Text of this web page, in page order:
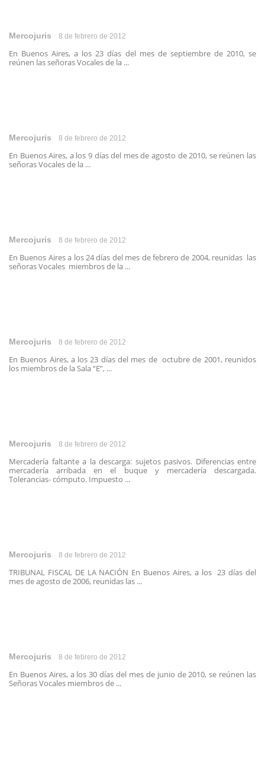
Mercojuris 8 de febrero de 2012
En Buenos Aires, a los 23 días del mes de septiembre de 2010, se
reúnen las señoras Vocales de la ...
Mercojuris 8 de febrero de 2012
En Buenos Aires, a los 9 días del mes de agosto de 2010, se reúnen las
señoras Vocales de la ...
Mercojuris 8 de febrero de 2012
En Buenos Aires a los 24 días del mes de febrero de 2004, reunidas las
señoras Vocales miembros de la ...
Mercojuris 8 de febrero de 2012
En Buenos Aires, a los 23 días del mes de octubre de 2001, reunidos
los miembros de la Sala “E”, ...
Mercojuris 8 de febrero de 2012
Mercadería faltante a la descarga: sujetos pasivos. Diferencias entre
mercadería arribada en el buque y mercadería descargada.
Tolerancias- cómputo. Impuesto ...
Mercojuris 8 de febrero de 2012
TRIBUNAL FISCAL DE LA NACIÓN En Buenos Aires, a los 23 días del
mes de agosto de 2006, reunidas las ...
Mercojuris 8 de febrero de 2012
En Buenos Aires, a los 30 días del mes de junio de 2010, se reúnen las
Señoras Vocales miembros de ...